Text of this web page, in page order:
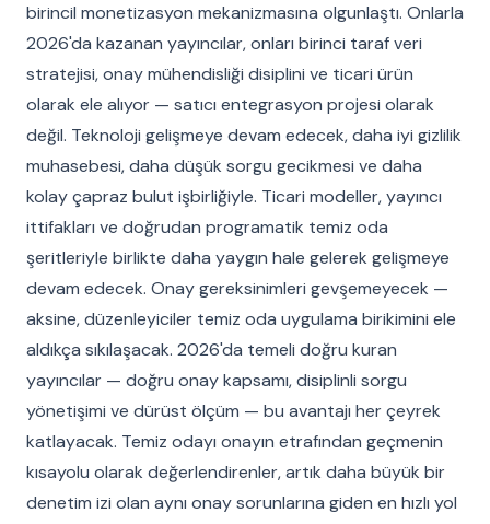
birincil monetizasyon mekanizmasına olgunlaştı. Onlarla
2026'da kazanan yayıncılar, onları birinci taraf veri
stratejisi, onay mühendisliği disiplini ve ticari ürün
olarak ele alıyor — satıcı entegrasyon projesi olarak
değil. Teknoloji gelişmeye devam edecek, daha iyi gizlilik
muhasebesi, daha düşük sorgu gecikmesi ve daha
kolay çapraz bulut işbirliğiyle. Ticari modeller, yayıncı
ittifakları ve doğrudan programatik temiz oda
şeritleriyle birlikte daha yaygın hale gelerek gelişmeye
devam edecek. Onay gereksinimleri gevşemeyecek —
aksine, düzenleyiciler temiz oda uygulama birikimini ele
aldıkça sıkılaşacak. 2026'da temeli doğru kuran
yayıncılar — doğru onay kapsamı, disiplinli sorgu
yönetişimi ve dürüst ölçüm — bu avantajı her çeyrek
katlayacak. Temiz odayı onayın etrafından geçmenin
kısayolu olarak değerlendirenler, artık daha büyük bir
denetim izi olan aynı onay sorunlarına giden en hızlı yol